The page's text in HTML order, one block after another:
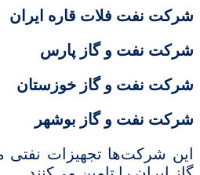
شرکت نفت فلات قاره ایران
شرکت نفت و گاز پارس
شرکت نفت و گاز خوزستان
شرکت نفت و گاز بوشهر
این شرکت‌ها تجهیزات نفتی